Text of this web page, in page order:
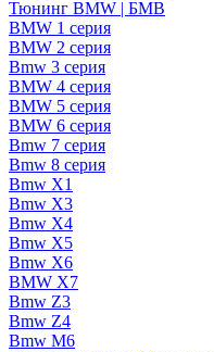
Тюнинг BMW | БМВ
BMW 1 серия
BMW 2 серия
Bmw 3 серия
BMW 4 серия
BMW 5 серия
BMW 6 серия
Bmw 7 серия
Bmw 8 серия
Bmw X1
Bmw X3
Bmw X4
Bmw X5
Bmw X6
BMW X7
Bmw Z3
Bmw Z4
Bmw М6